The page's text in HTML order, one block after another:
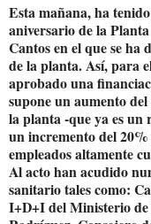
Esta mañana, ha
aniversario de la
Cantos en el que se ha
de la planta. Así, para
aprobado una
supone un aumento
la planta -que ya es un
un incremento del
empleados altamente
Al acto han acudido
sanitario tales como:
I+D+I del Ministerio